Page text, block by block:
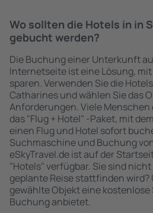
Wo sollten die Hotels in in
gebucht werden?
Die Buchung einer Unterkunft
Internetseite ist eine Lösung,
sparen. Verwenden Sie die
Catharines und wählen Sie das
Anforderungen. Viele
das "Flug + Hotel" -Paket, mit
einen Flug und Hotel sofort
Suchmaschine und Buchung
eSkyTravel.de ist auf der
"Hotels" verfügbar. Sie sind
geplante Reise stattfinden wird?
gewählte Objekt eine
Buchung anbietet.